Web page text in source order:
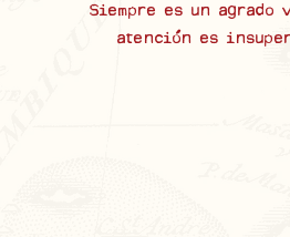
Siempre es un agrado
atención es